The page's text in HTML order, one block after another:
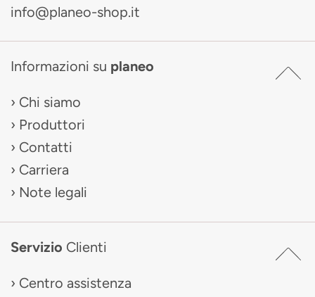
info@planeo-shop.it
Informazioni su planeo
Chi siamo
Produttori
Contatti
Carriera
Note legali
Servizio Clienti
Centro assistenza